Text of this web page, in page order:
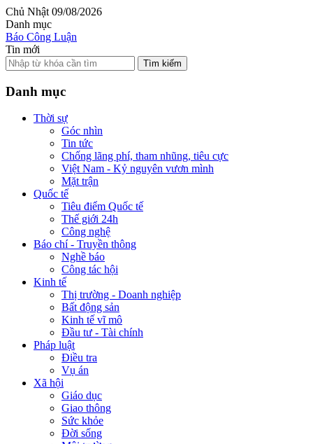
Chủ Nhật 09/08/2026
Danh mục
Báo Công Luận
Tin mới
Tìm kiếm
Danh mục
Thời sự
Góc nhìn
Tin tức
Chống lãng phí, tham nhũng, tiêu cực
Việt Nam - Kỷ nguyên vươn mình
Mặt trận
Quốc tế
Tiêu điểm Quốc tế
Thế giới 24h
Công nghệ
Báo chí - Truyền thông
Nghề báo
Công tác hội
Kinh tế
Thị trường - Doanh nghiệp
Bất động sản
Kinh tế vĩ mô
Đầu tư - Tài chính
Pháp luật
Điều tra
Vụ án
Xã hội
Giáo dục
Giao thông
Sức khỏe
Đời sống